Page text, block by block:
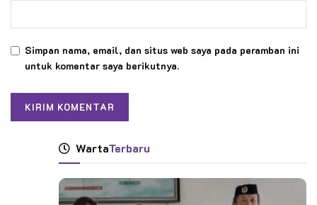
Simpan nama, email, dan situs web saya pada peramban ini
untuk komentar saya berikutnya.
WartaTerbaru